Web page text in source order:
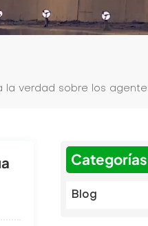
la verdad sobre los
Categorías
Blog